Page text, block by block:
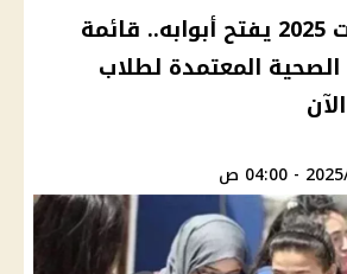
تنسيق الجامعات 2025 يفتح أبوابه.. قائمة
الصحية المعتمدة لطلاب